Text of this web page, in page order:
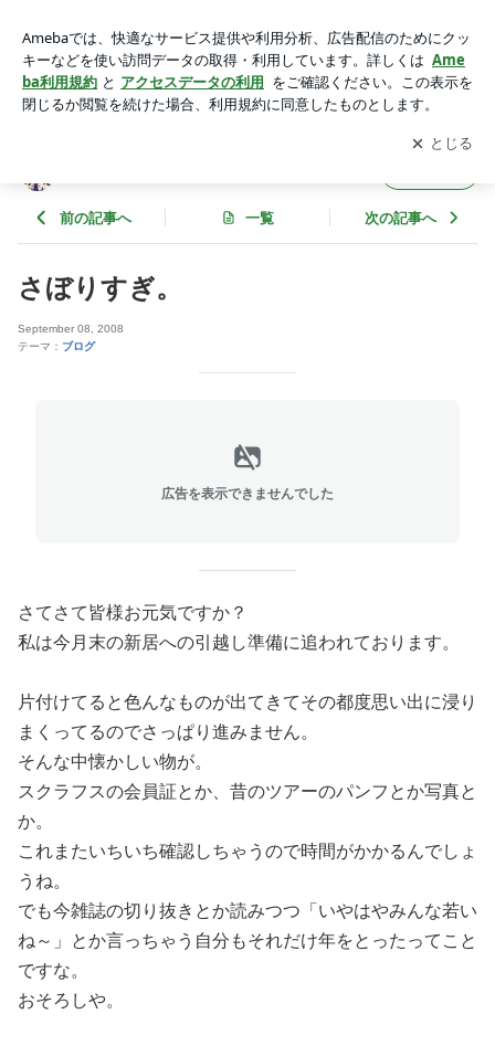
アプリをダウンロードして ブログの更新通知
を受け取りまし
ょう。
開く
前の記事へ 一覧 次の記事へ
さぼりすぎ。
September 08, 2008
テーマ： ブログ
広告を表示できませんでした
さてさて皆様お元気ですか？
私は今月末の新居への引越し準備に追われております。
片付けてると色んなものが出てきてその都度思い出に浸り
まくってるのでさっぱり進みません。
そんな中懐かしい物が。
スクラフスの会員証とか、昔のツアーのパンフとか写真と
か。
これまたいちいち確認しちゃうので時間がかかるんでしょ
うね。
でも今雑誌の切り抜きとか読みつつ「いやはやみんな若い
ね～」とか言っちゃう自分もそれだけ年をとったってこと
ですな。
おそろしや。